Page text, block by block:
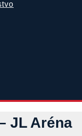
JL Aréna